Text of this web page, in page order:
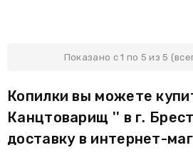
Показано с 1 по 5 из 5
Копилки вы можете
Канцтоварищ '' в г.
доставку в интернет-